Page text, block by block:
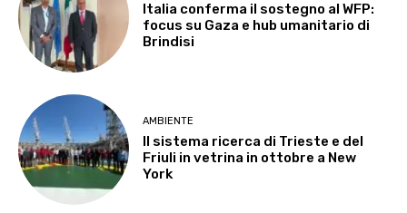
Italia conferma il sostegno al WFP:
focus su Gaza e hub umanitario di
Brindisi
AMBIENTE
Il sistema ricerca di Trieste e del
Friuli in vetrina in ottobre a New
York